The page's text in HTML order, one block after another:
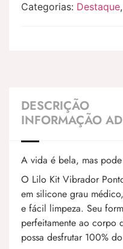
Categorias: Destaque,
DESCRIÇÃO
INFORMAÇÃO
A vida é bela, mas
O Lilo Kit Vibrador
em silicone grau
e fácil limpeza. Seu
perfeitamente ao corpo
possa desfrutar 100%